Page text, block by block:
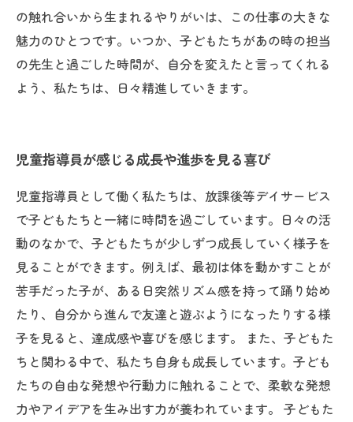
の触れ合いから生まれるやりがいは、この仕事の大きな
魅力のひとつです。いつか、子どもたちがあの時の担当
の先生と過ごした時間が、自分を変えたと言ってくれる
よう、私たちは、日々精進していきます。
児童指導員が感じる成長や進歩を見る喜び
児童指導員として働く私たちは、放課後等デイサービス
で子どもたちと一緒に時間を過ごしています。日々の活
動のなかで、子どもたちが少しずつ成長していく様子を
見ることができます。例えば、最初は体を動かすことが
苦手だった子が、ある日突然リズム感を持って踊り始め
たり、自分から進んで友達と遊ぶようになったりする様
子を見ると、達成感や喜びを感じます。 また、子どもた
ちと関わる中で、私たち自身も成長しています。子ども
たちの自由な発想や行動力に触れることで、柔軟な発想
力やアイデアを生み出す力が養われています。 子どもた